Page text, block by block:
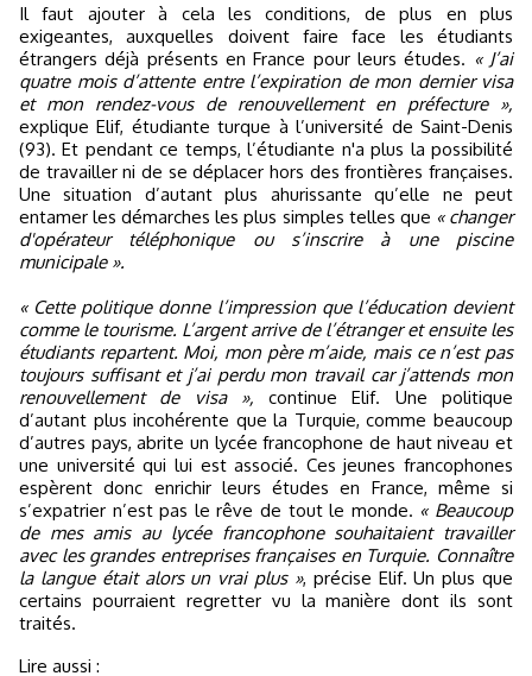
Il faut ajouter à cela les conditions, de plus en plus
exigeantes, auxquelles doivent faire face les étudiants
étrangers déjà présents en France pour leurs études. « J’ai
quatre mois d’attente entre l’expiration de mon dernier visa
et mon rendez-vous de renouvellement en préfecture »,
explique Elif, étudiante turque à l’université de Saint-Denis
(93). Et pendant ce temps, l’étudiante n'a plus la possibilité
de travailler ni de se déplacer hors des frontières françaises.
Une situation d’autant plus ahurissante qu’elle ne peut
entamer les démarches les plus simples telles que « changer
d'opérateur téléphonique ou s’inscrire à une piscine
municipale ».
« Cette politique donne l’impression que l’éducation devient
comme le tourisme. L’argent arrive de l’étranger et ensuite les
étudiants repartent. Moi, mon père m’aide, mais ce n’est pas
toujours suffisant et j’ai perdu mon travail car j’attends mon
renouvellement de visa », continue Elif. Une politique
d’autant plus incohérente que la Turquie, comme beaucoup
d’autres pays, abrite un lycée francophone de haut niveau et
une université qui lui est associé. Ces jeunes francophones
espèrent donc enrichir leurs études en France, même si
s’expatrier n’est pas le rêve de tout le monde. « Beaucoup
de mes amis au lycée francophone souhaitaient travailler
avec les grandes entreprises françaises en Turquie. Connaître
la langue était alors un vrai plus », précise Elif. Un plus que
certains pourraient regretter vu la manière dont ils sont
traités.
Lire aussi :